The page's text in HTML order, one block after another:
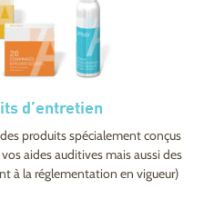
d’entretien
produits spécialement conçus
aides auditives mais aussi des
à la réglementation en vigueur)